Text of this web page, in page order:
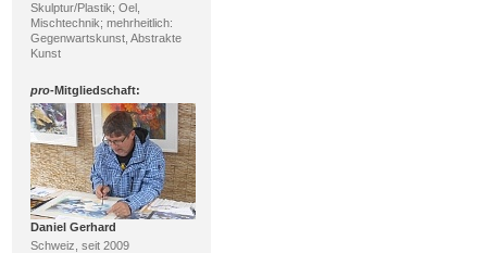
Skulptur/Plastik; Oel,
Mischtechnik; mehrheitlich:
Gegenwartskunst, Abstrakte
Kunst
pro-Mitgliedschaft:
Daniel Gerhard
Schweiz, seit 2009